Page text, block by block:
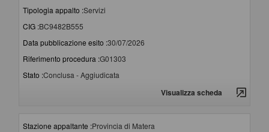
Tipologia appalto :Servizi
CIG :BC9482B555
Data pubblicazione esito :30/07/2026
Riferimento procedura :G01303
Stato :Conclusa - Aggiudicata
Visualizza scheda
Stazione appaltante :Provincia di Matera